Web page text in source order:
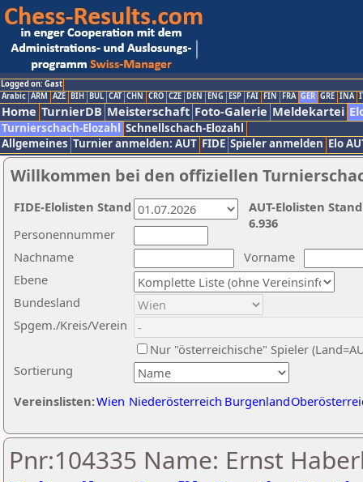
Logged on: Gast
Arabic ARM AZE BIH BUL CAT CHN CRO CZE DEN ENG ESP FAI FIN FRA GER GRE INA
Home TurnierDB Meisterschaft Foto-Galerie Meldekartei
Turnierschach-Elozahl Schnellschach-Elozahl
Allgemeines Turnier anmelden: AUT FIDE Spieler anmelden Elo
Willkommen bei den offiziellen
Nachname
Vorname
Ebene
Sortierung
Personennummer
Bundesland
Spgem./Kreis/Verein
Nur "österreichische" Spieler
Vereinslisten:Wien Niederösterreich Burgenland
AUT-Elolisten
6.936
FIDE-Elolisten Stand
Pnr:104335 Name: Ernst